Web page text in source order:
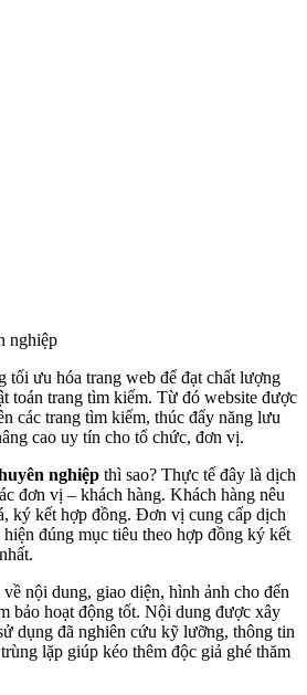
nghiệp
tối ưu hóa trang web để đạt chất lượng
toán trang tìm kiếm. Từ đó website được
các trang tìm kiếm, thúc đẩy năng lưu
cao uy tín cho tổ chức, đơn vị.
nghiệp thì sao? Thực tế đây là dịch
đơn vị – khách hàng. Khách hàng nêu
ký kết hợp đồng. Đơn vị cung cấp dịch
đúng mục tiêu theo hợp đồng ký kết
nội dung, giao diện, hình ảnh cho đến
bảo hoạt động tốt. Nội dung được xây
dụng đã nghiên cứu kỹ lưỡng, thông tin
lặp giúp kéo thêm độc giả ghé thăm